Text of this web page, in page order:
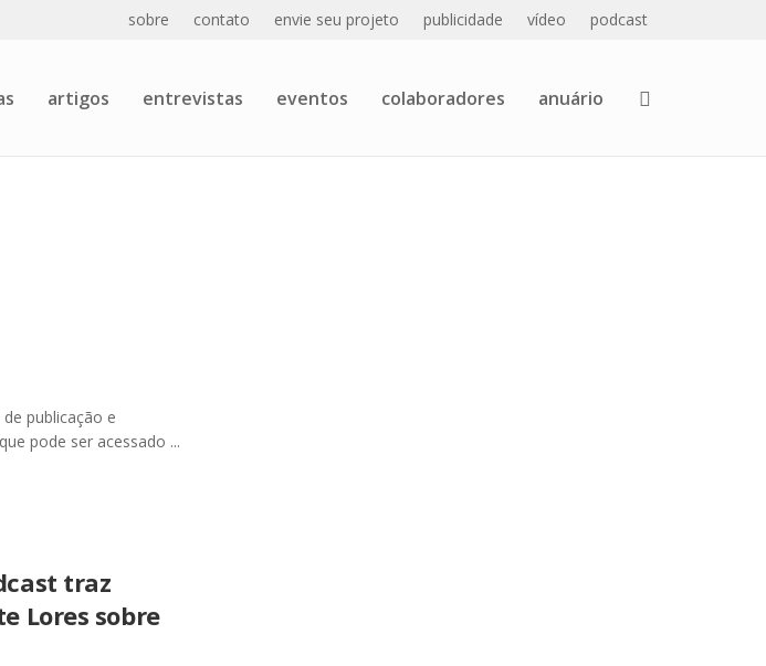
sobre contato envie seu projeto publicidade vídeo podcast
artigos entrevistas eventos colaboradores anuário
publicação e
pode ser acessado ...
traz
Lores sobre